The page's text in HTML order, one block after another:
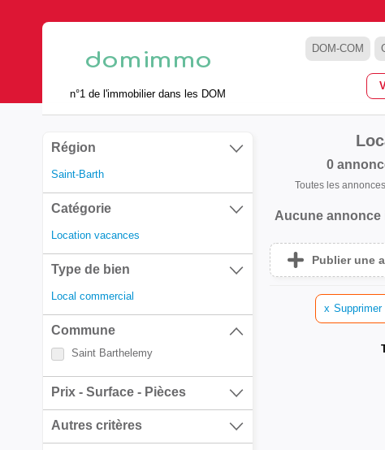
n°1 de l'immobilier dans les DOM
DOM-COM
Région
Saint-Barth
Catégorie
Location vacances
Type de bien
Local commercial
Commune
Saint Barthelemy
Prix - Surface - Pièces
Autres critères
0
Toutes les
Aucune annonce
Publier une
x